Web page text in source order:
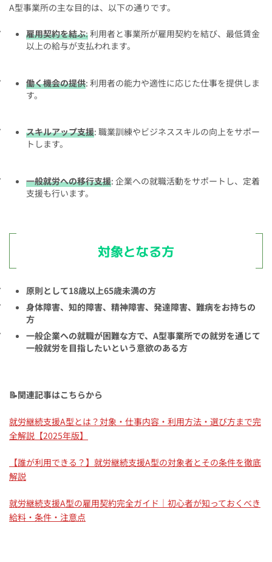
A型事業所の主な目的は、以下の通りです。
雇用契約を結ぶ:利用者と事業所が雇用契約を結び、最低賃金
以上の給与が支払われます。
働く機会の提供: 利用者の能力や適性に応じた仕事を提供しま
す。
スキルアップ支援: 職業訓練やビジネススキルの向上をサポー
トします。
一般就労への移行支援: 企業への就職活動をサポートし、定着
支援も行います。
対象となる方
原則として18歳以上65歳未満の方
身体障害、知的障害、精神障害、発達障害、難病をお持ちの
方
一般企業への就職が困難な方で、A型事業所での就労を通じて
一般就労を目指したいという意欲のある方
📝関連記事はこちらから
就労継続支援A型とは？対象・仕事内容・利用方法・選び方まで完
全解説【2025年版】
【誰が利用できる？】就労継続支援A型の対象者とその条件を徹底
解説
就労継続支援A型の雇用契約完全ガイド｜初心者が知っておくべき
給料・条件・注意点